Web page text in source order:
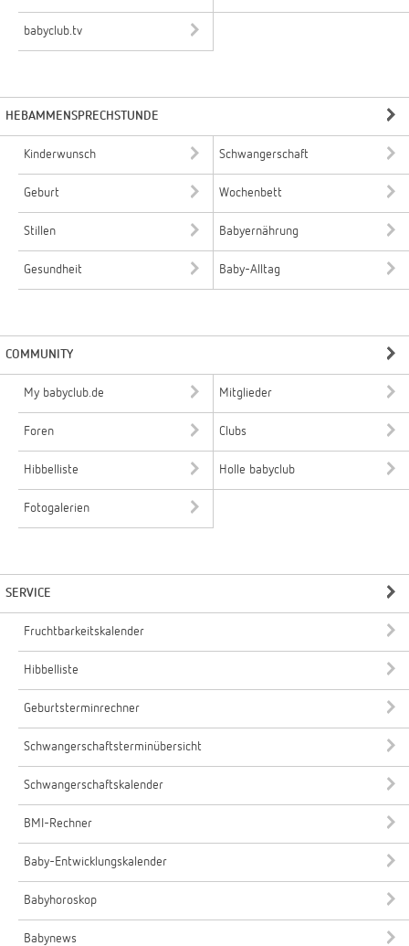
babyclub.tv
HEBAMMENSPRECHSTUNDE
Kinderwunsch Schwangerschaft
Geburt Wochenbett
Stillen Babyernährung
Gesundheit Baby-Alltag
COMMUNITY
My babyclub.de Mitglieder
Foren Clubs
Hibbelliste Holle babyclub
Fotogalerien
SERVICE
Fruchtbarkeitskalender
Hibbelliste
Geburtsterminrechner
Schwangerschaftsterminübersicht
Schwangerschaftskalender
BMI-Rechner
Baby-Entwicklungskalender
Babyhoroskop
Babynews